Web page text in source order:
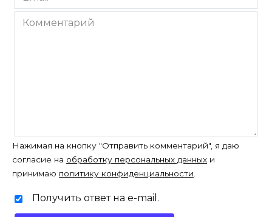
*
Комментарий
Нажимая на кнопку "Отправить комментарий", я даю
согласие на обработку персональных данных и
принимаю политику конфиденциальности
Получить ответ на e-mail.